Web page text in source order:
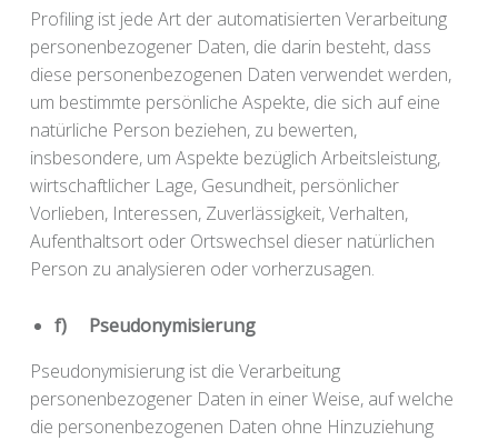
Profiling ist jede Art der automatisierten Verarbeitung
personenbezogener Daten, die darin besteht, dass
diese personenbezogenen Daten verwendet werden,
um bestimmte persönliche Aspekte, die sich auf eine
natürliche Person beziehen, zu bewerten,
insbesondere, um Aspekte bezüglich Arbeitsleistung,
wirtschaftlicher Lage, Gesundheit, persönlicher
Vorlieben, Interessen, Zuverlässigkeit, Verhalten,
Aufenthaltsort oder Ortswechsel dieser natürlichen
Person zu analysieren oder vorherzusagen.
f) Pseudonymisierung
Pseudonymisierung ist die Verarbeitung
personenbezogener Daten in einer Weise, auf welche
die personenbezogenen Daten ohne Hinzuziehung